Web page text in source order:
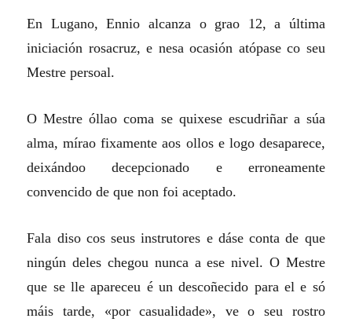
En Lugano, Ennio alcanza o grao 12, a última
iniciación rosacruz, e nesa ocasión atópase co seu
Mestre persoal.
O Mestre óllao coma se quixese escudriñar a súa
alma, mírao fixamente aos ollos e logo desaparece,
deixándoo decepcionado e erroneamente
convencido de que non foi aceptado.
Fala diso cos seus instrutores e dáse conta de que
ningún deles chegou nunca a ese nivel. O Mestre
que se lle apareceu é un descoñecido para el e só
máis tarde, «por casualidade», ve o seu rostro